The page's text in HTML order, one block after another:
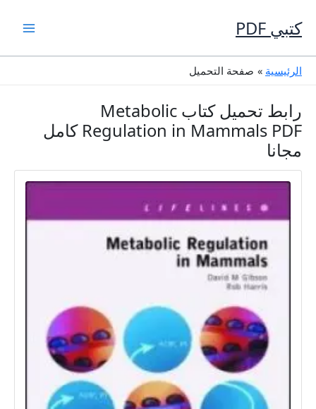
إلى
المحتوى
كتبي PDF
الرئيسية صفحة التحميل
رابط تحميل كتاب Metabolic
Regulation in Mammals PDF كامل
مجانا